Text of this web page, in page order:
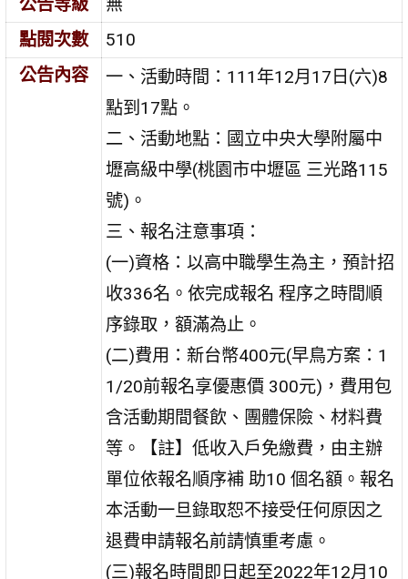
點閱次數
510
公告內容
一、活動時間：111年12月17日(六)8
點到17點。
二、活動地點：國立中央大學附屬中
壢高級中學(桃園市中壢區 三光路115
號)。
三、報名注意事項：
(一)資格：以高中職學生為主，預計招
收336名。依完成報名 程序之時間順
序錄取，額滿為止。
(二)費用：新台幣400元(早鳥方案：1
1/20前報名享優惠價 300元)，費用包
含活動期間餐飲、團體保險、材料費
等。【註】低收入戶免繳費，由主辦
單位依報名順序補 助10 個名額。報名
本活動一旦錄取恕不接受任何原因之
退費申請報名前請慎重考慮。
(三)報名時間即日起至2022年12月10